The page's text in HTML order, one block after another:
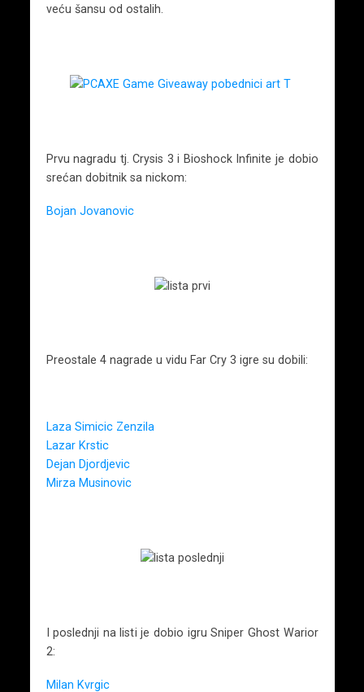
veću šansu od ostalih.
Prvu nagradu tj. Crysis 3 i Bioshock Infinite je dobio
srećan dobitnik sa nickom:
Bojan Jovanovic
Preostale 4 nagrade u vidu Far Cry 3 igre su dobili:
Laza Simicic Zenzila
Lazar Krstic
Dejan Djordjevic
Mirza Musinovic
I poslednji na listi je dobio igru Sniper Ghost Warior
2:
Milan Kvrgic